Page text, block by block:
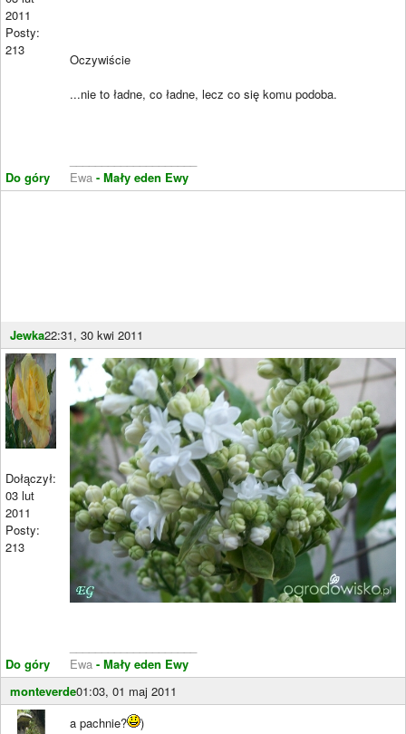
2011
Posty:
213
Do góry
Oczywiście
...nie to ładne, co ładne, lecz co się komu podoba.
Ewa - Mały eden Ewy
Jewka22:31, 30 kwi 2011
Dołączył:
03 lut
2011
Posty:
213
Do góry
Ewa - Mały eden Ewy
monteverde01:03, 01 maj 2011
a pachnie? )